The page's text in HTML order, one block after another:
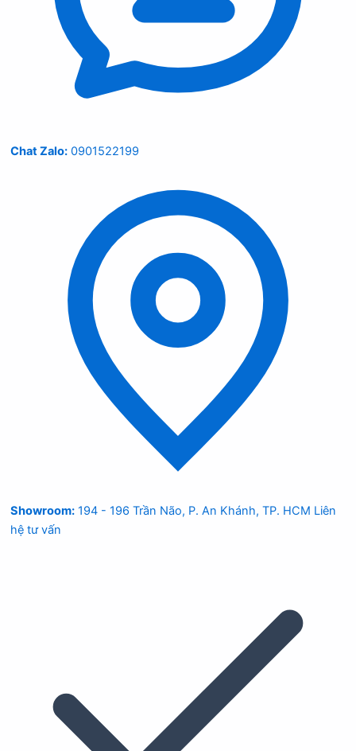
Chat Zalo: 0901522199
Showroom: 194 - 196 Trần Não, P. An Khánh, TP. HCM Liên
hệ tư vấn